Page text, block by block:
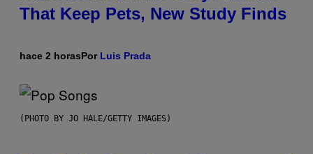
That Keep Pets, New Study Finds
hace 2 horasPor Luis Prada
(PHOTO BY JO HALE/GETTY IMAGES)